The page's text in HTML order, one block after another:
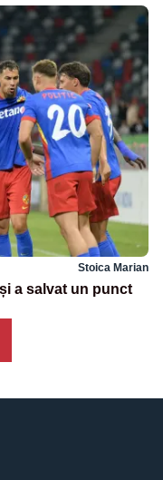
Stoica Marian
a salvat un punct